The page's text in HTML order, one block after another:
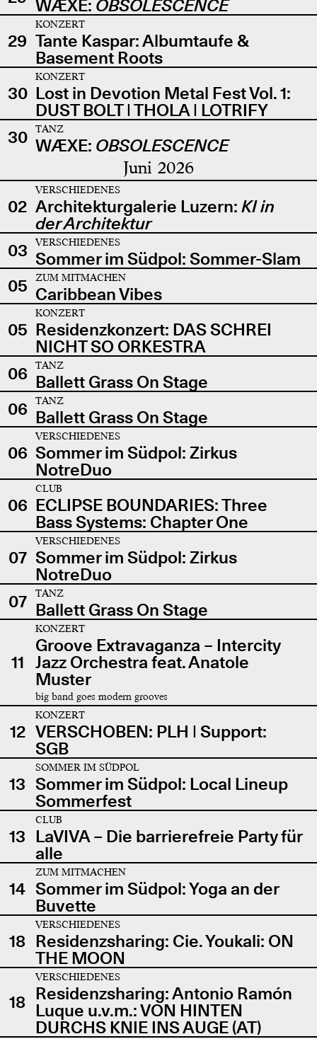
WÆXE: OBSOLESCENCE
29
KONZERT
Tante Kaspar: Albumtaufe &
Basement Roots
30
KONZERT
Lost in Devotion Metal Fest Vol. 1:
DUST BOLT | THOLA | LOTRIFY
30
TANZ
WÆXE: OBSOLESCENCE
Juni 2026
02
VERSCHIEDENES
Architekturgalerie Luzern: KI in
der Architektur
03
VERSCHIEDENES
Sommer im Südpol: Sommer-Slam
05
ZUM MITMACHEN
Caribbean Vibes
05
KONZERT
Residenzkonzert: DAS SCHREI
NICHT SO ORKESTRA
06
TANZ
Ballett Grass On Stage
06
TANZ
Ballett Grass On Stage
06
VERSCHIEDENES
Sommer im Südpol: Zirkus
NotreDuo
06
CLUB
ECLIPSE BOUNDARIES: Three
Bass Systems: Chapter One
07
VERSCHIEDENES
Sommer im Südpol: Zirkus
NotreDuo
07
TANZ
Ballett Grass On Stage
11
KONZERT
Groove Extravaganza – Intercity
Jazz Orchestra feat. Anatole
Muster
big band goes modern grooves
12
KONZERT
VERSCHOBEN: PLH | Support:
SGB
13
SOMMER IM SÜDPOL
Sommer im Südpol: Local Lineup
Sommerfest
13
CLUB
LaVIVA – Die barrierefreie Party für
alle
14
ZUM MITMACHEN
Sommer im Südpol: Yoga an der
Buvette
18
VERSCHIEDENES
Residenzsharing: Cie. Youkali: ON
THE MOON
18
VERSCHIEDENES
Residenzsharing: Antonio Ramón
Luque u.v.m.: VON HINTEN
DURCHS KNIE INS AUGE (AT)